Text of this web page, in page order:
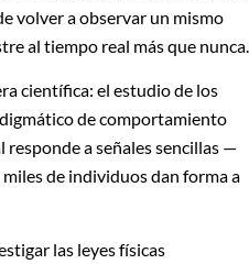
volver a observar un mismo
al tiempo real más que nunca.
científica: el estudio de los
de comportamiento
a señales sencillas —
de individuos dan forma a
las leyes físicas